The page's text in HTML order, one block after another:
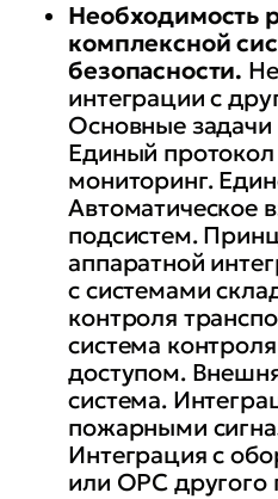
Необходимость
комплексной
безопасности.
интеграции с
Основные задачи
Единый
мониторинг.
Автоматическое
подсистем.
аппаратной
с системами
контроля
система
доступом.
система.
пожарными
Интеграция с
или OPC другого